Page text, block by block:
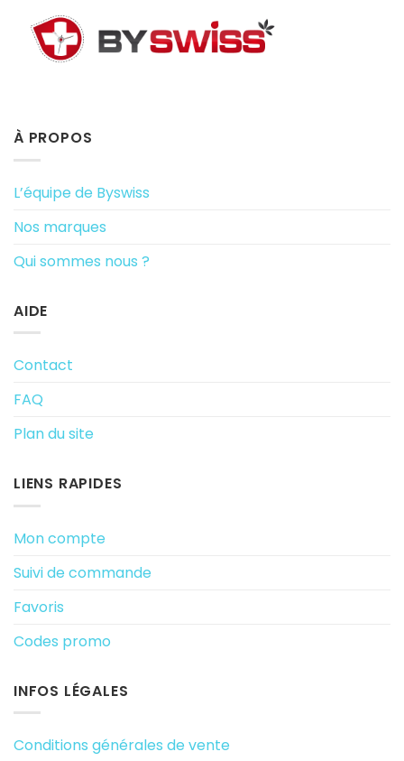
À PROPOS
L’équipe de Byswiss
Nos marques
Qui sommes nous ?
AIDE
Contact
FAQ
Plan du site
LIENS RAPIDES
Mon compte
Suivi de commande
Favoris
Codes promo
INFOS LÉGALES
Conditions générales de vente